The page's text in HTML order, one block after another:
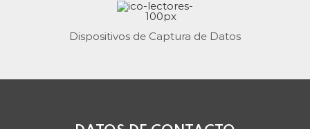
Dispositivos de Captura de Datos